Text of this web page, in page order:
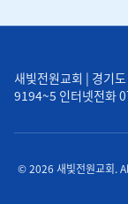
새빛전원교회 | 경기
9194~5 인터넷전화
© 2026 새빛전원교회.